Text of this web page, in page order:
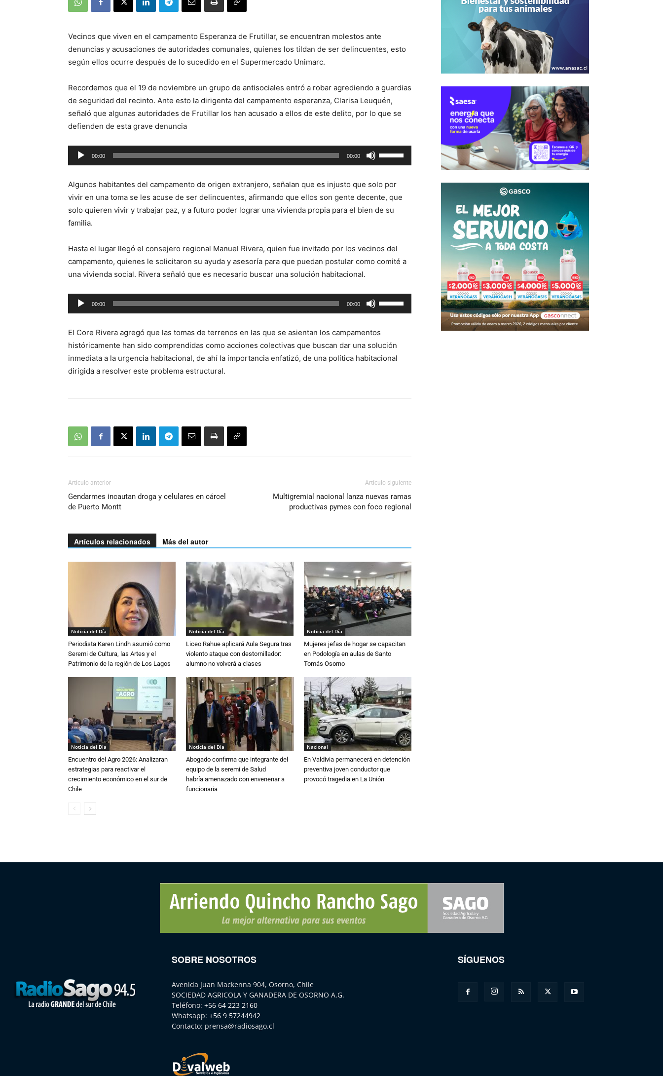
Vecinos que viven en el campamento Esperanza de Frutillar, se encuentran molestos ante
denuncias y acusaciones de autoridades comunales, quienes los tildan de ser delincuentes, esto
según ellos ocurre después de lo sucedido en el Supermercado Unimarc.
Recordemos que el 19 de noviembre un grupo de antisociales entró a robar agrediendo a guardias
de seguridad del recinto. Ante esto la dirigenta del campamento esperanza, Clarisa Leuquén,
señaló que algunas autoridades de Frutillar los han acusado a ellos de este delito, por lo que se
defienden de esta grave denuncia
Reproductor
de
00:00 00:00
las
de
flecha
arriba/abajo
o
disminuir
volumen.
Algunos habitantes del campamento de origen extranjero, señalan que es injusto que solo por
vivir en una toma se les acuse de ser delincuentes, afirmando que ellos son gente decente, que
solo quieren vivir y trabajar paz, y a futuro poder lograr una vivienda propia para el bien de su
familia.
Hasta el lugar llegó el consejero regional Manuel Rivera, quien fue invitado por los vecinos del
campamento, quienes le solicitaron su ayuda y asesoría para que puedan postular como comité a
una vivienda social. Rivera señaló que es necesario buscar una solución habitacional.
Reproductor
de
00:00 00:00
las
de
flecha
arriba/abajo
El Core Rivera agregó que las tomas de terrenos en las que se asientan los campamentos
históricamente han sido comprendidas como acciones colectivas que buscan dar una solución
inmediata a la urgencia habitacional, de ahí la importancia enfatizó, de una política habitacional
dirigida a resolver este problema estructural.
Artículo anterior
Gendarmes incautan droga y celulares en cárcel
de Puerto Montt
Artículo siguiente
Multigremial nacional lanza nuevas ramas
productivas pymes con foco regional
Artículos relacionados Más del autor
Noticia del Día
Periodista Karen Lindh asumió como
Seremi de Cultura, las Artes y el
Patrimonio de la región de Los Lagos
Noticia del Día
Liceo Rahue aplicará Aula Segura tras
violento ataque con destornillador:
alumno no volverá a clases
Noticia del Día
Mujeres jefas de hogar se capacitan
en Podología en aulas de Santo
Tomás Osorno
Noticia del Día
Encuentro del Agro 2026: Analizaran
estrategias para reactivar el
crecimiento económico en el sur de
Chile
Noticia del Día
Abogado confirma que integrante del
equipo de la seremi de Salud
habría amenazado con envenenar a
funcionaria
Nacional
En Valdivia permanecerá en detención
preventiva joven conductor que
provocó tragedia en La Unión
SOBRE NOSOTROS
Avenida Juan Mackenna 904, Osorno, Chile
SOCIEDAD AGRICOLA Y GANADERA DE OSORNO A.G.
Teléfono: +56 64 223 2160
Whatsapp: +56 9 57244942
Contacto: prensa@radiosago.cl
SÍGUENOS